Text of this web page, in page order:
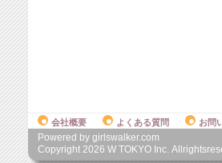
会社概要 よくある質問 お問
Powered by girlswalker.com
Copyright 2026 W TOKYO Inc.